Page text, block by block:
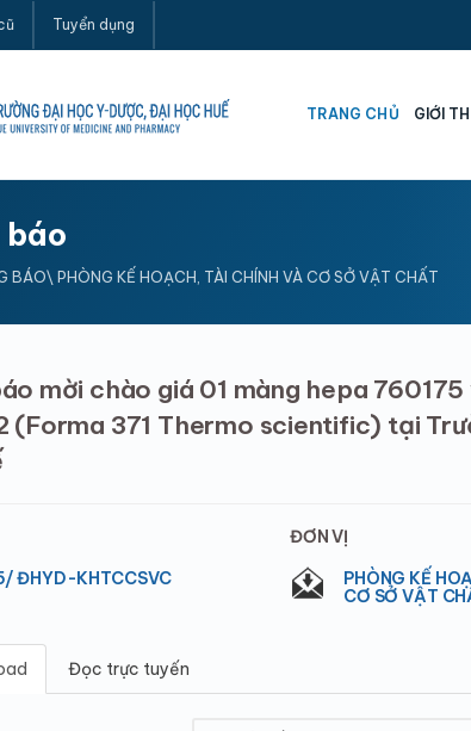
Tuyển dụng
TRANG CHỦ GIỚI
báo
BÁO\ PHÒNG KẾ HOẠCH, TÀI CHÍNH VÀ CƠ SỞ VẬT CHẤT
mời chào giá 01 màng hepa
(Forma 371 Thermo scientific) tại
ĐHYD-KHTCCSVC
ĐƠN VỊ
PHÒNG KẾ
CƠ SỞ VẬT
Đọc trực tuyến